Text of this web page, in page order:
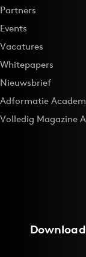
Partners
Events
Vacatures
Whitepapers
Nieuwsbrief
Adformatie
Volledig Magazine